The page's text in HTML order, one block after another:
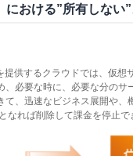
における”所有しない”
提供するクラウドでは、仮想
、必要な時に、必要な分のサ
て、迅速なビジネス展開や、
なれば削除して課金を停止で